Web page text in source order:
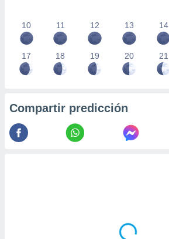
10 11 12 13 14
17 18 19 20 21
Compartir predicción